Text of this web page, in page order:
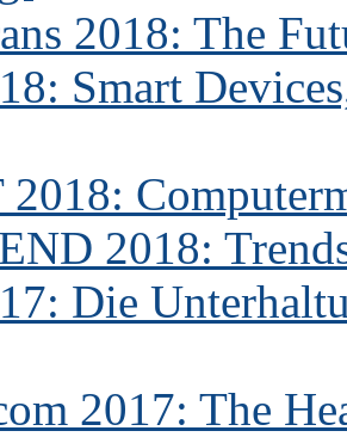
2018: The
Smart
2018:
Die
2017: The